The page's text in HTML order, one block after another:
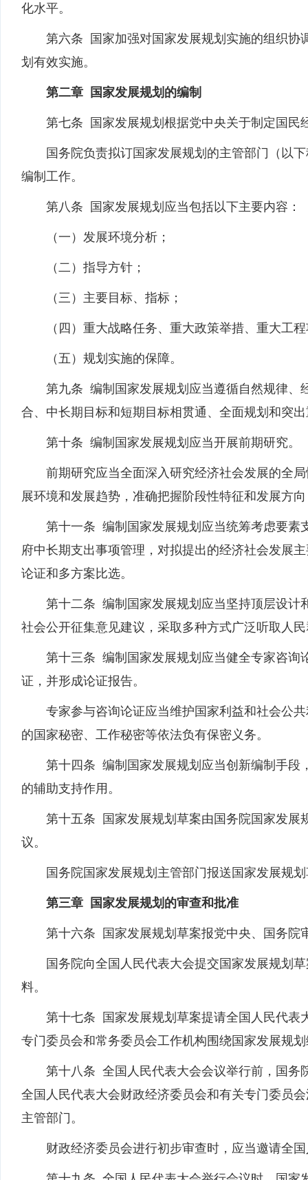
化水平。
第六条 国家加强对国家发展规划实施的组织协
划有效实施。
第二章 国家发展规划的编制
第七条 国家发展规划根据党中央关于制定国民
国务院负责拟订国家发展规划的主管部门（以下
编制工作。
第八条 国家发展规划应当包括以下主要内容：
（一）发展环境分析；
（二）指导方针；
（三）主要目标、指标；
（四）重大战略任务、重大政策举措、重大工程
（五）规划实施的保障。
第九条 编制国家发展规划应当遵循自然规律、
合、中长期目标和短期目标相贯通、全面规划和突
第十条 编制国家发展规划应当开展前期研究。
前期研究应当全面深入研究经济社会发展的全局
展环境和发展趋势，准确把握阶段性特征和发展方
第十一条 编制国家发展规划应当统筹考虑要素
府中长期支出事项管理，对拟提出的经济社会发展
论证和多方案比选。
第十二条 编制国家发展规划应当坚持顶层设计
社会公开征集意见建议，采取多种方式广泛听取人
第十三条 编制国家发展规划应当健全专家咨询
证，并形成论证报告。
专家参与咨询论证应当维护国家利益和社会公共
的国家秘密、工作秘密等依法负有保密义务。
第十四条 编制国家发展规划应当创新编制手段
的辅助支持作用。
第十五条 国家发展规划草案由国务院国家发展
议。
国务院国家发展规划主管部门报送国家发展规划
第三章 国家发展规划的审查和批准
第十六条 国家发展规划草案报党中央、国务院
国务院向全国人民代表大会提交国家发展规划草
料。
第十七条 国家发展规划草案提请全国人民代表
专门委员会和常务委员会工作机构围绕国家发展规
第十八条 全国人民代表大会会议举行前，国务
全国人民代表大会财政经济委员会和有关专门委员
主管部门。
财政经济委员会进行初步审查时，应当邀请全国